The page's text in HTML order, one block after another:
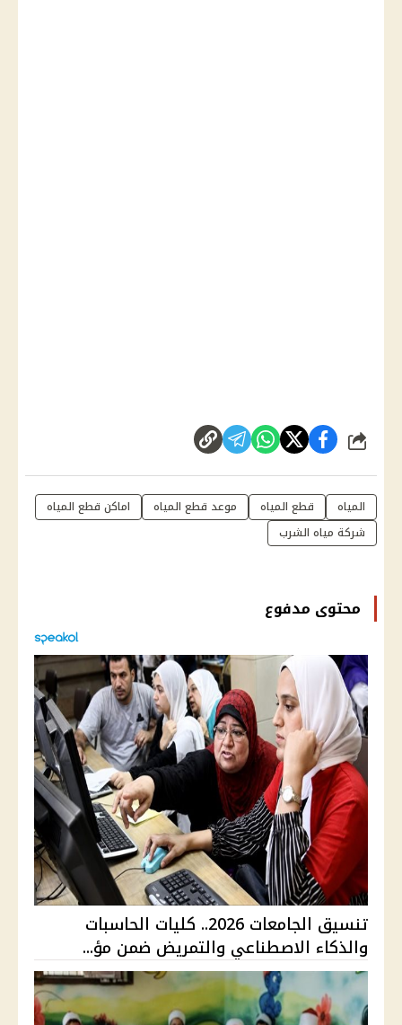
شارك
المياه قطع المياه موعد قطع المياه
اماكن قطع المياه
شركة مياه الشرب
محتوى مدفوع
تنسيق الجامعات 2026.. كليات الحاسبات
والذكاء الاصطناعي والتمريض ضمن مؤ...